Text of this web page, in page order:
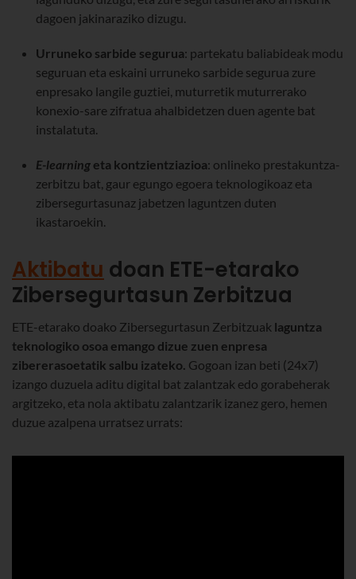
dagoen jakinaraziko dizugu.
Urruneko sarbide segurua: partekatu baliabideak modu
seguruan eta eskaini urruneko sarbide segurua zure
enpresako langile guztiei, muturretik muturrerako
konexio-sare zifratua ahalbidetzen duen agente bat
instalatuta.
E-learning eta kontzientziazioa: onlineko prestakuntza-
zerbitzu bat, gaur egungo egoera teknologikoaz eta
zibersegurtasunaz jabetzen laguntzen duten
ikastaroekin.
Aktibatu doan ETE-etarako
Zibersegurtasun Zerbitzua
ETE-etarako doako Zibersegurtasun Zerbitzuak laguntza
teknologiko osoa emango dizue zuen enpresa
zibererasoetatik salbu izateko. Gogoan izan beti (24x7)
izango duzuela aditu digital bat zalantzak edo gorabeherak
argitzeko, eta nola aktibatu zalantzarik izanez gero, hemen
duzue azalpena urratsez urrats: